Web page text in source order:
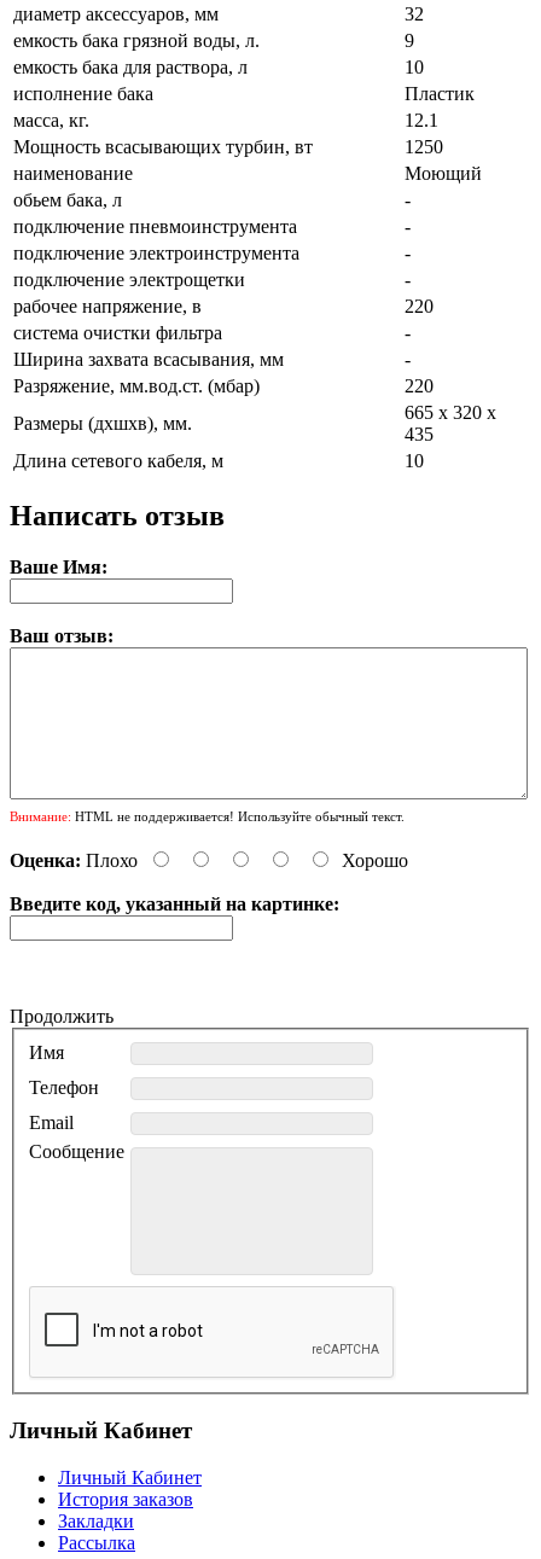
диаметр аксессуаров, мм
32
емкость бака грязной воды, л.
9
емкость бака для раствора, л
10
исполнение бака
Пластик
масса, кг.
12.1
Мощность всасывающих турбин, вт
1250
наименование
Моющий
обьем бака, л
-
подключение пневмоинструмента
-
подключение электроинструмента
-
подключение электрощетки
-
рабочее напряжение, в
220
система очистки фильтра
-
Ширина захвата всасывания, мм
-
Разряжение, мм.вод.ст. (мбар)
220
Размеры (дхшхв), мм.
665 х 320 х
435
Длина сетевого кабеля, м
10
Написать отзыв
Ваше Имя:
Ваш отзыв:
Внимание: HTML не поддерживается! Используйте обычный текст.
Оценка: Плохо Хорошо
Введите код, указанный на картинке:
Продолжить
Имя
Телефон
Email
Сообщение
Личный Кабинет
Личный Кабинет
История заказов
Закладки
Рассылка